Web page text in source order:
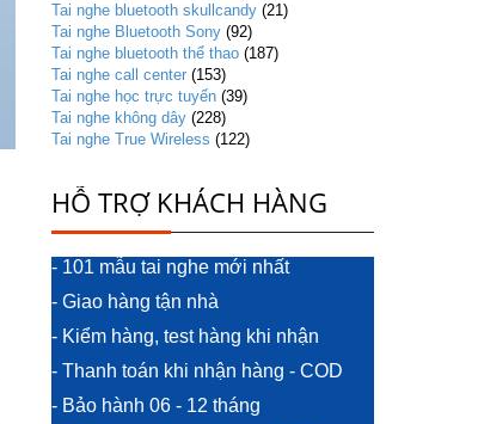
Tai nghe bluetooth skullcandy (21)
Tai nghe Bluetooth Sony (92)
Tai nghe bluetooth thể thao (187)
Tai nghe call center (153)
Tai nghe học trực tuyến (39)
Tai nghe không dây (228)
Tai nghe True Wireless (122)
HỖ TRỢ KHÁCH HÀNG
- 101 mẫu tai nghe mới nhất
- Giao hàng tận nhà
- Kiểm hàng, test hàng khi nhận
- Thanh toán khi nhận hàng - COD
- Bảo hành 06 - 12 tháng